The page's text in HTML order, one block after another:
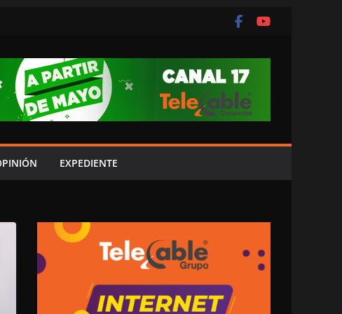
EXPEDIENTE